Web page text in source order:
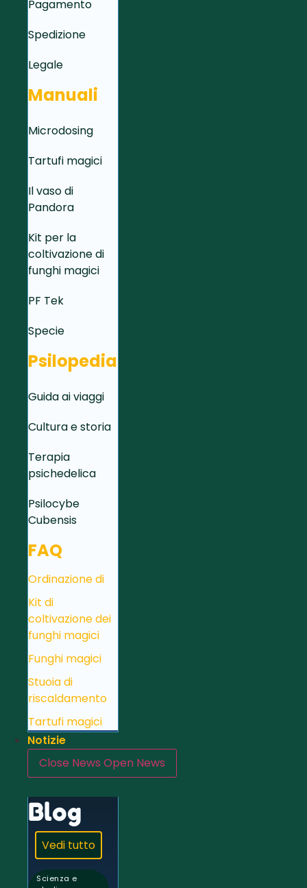
Pagamento
Spedizione
Legale
Manuali
Microdosing
Tartufi magici
Il vaso di
Pandora
Kit per la
coltivazione di
funghi magici
PF Tek
Specie
Psilopedia
Guida ai viaggi
Cultura e storia
Terapia
psichedelica
Psilocybe
Cubensis
FAQ
Ordinazione di
Kit di
coltivazione dei
funghi magici
Funghi magici
Stuoia di
riscaldamento
Tartufi magici
Notizie
Close News Open News
Blog
Vedi tutto
Scienza e